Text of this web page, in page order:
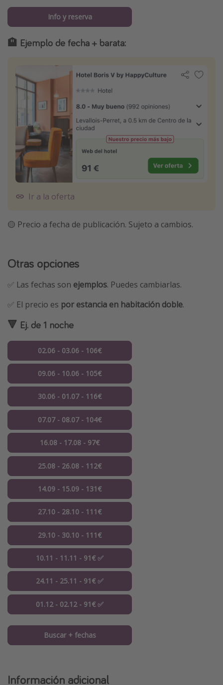
Info y reserva
🏨 Ejemplo de fecha + barata:
Ir a la oferta
🟡 Precio a fecha de publicación. Sujeto a cambios.
Otras opciones
✅ Las fechas son ejemplos. Puedes cambiarlas.
✅ El precio es por estancia en habitación doble.
🔻 Ej. de 1 noche
02.06 - 03.06 - 106€
09.06 - 10.06 - 105€
30.06 - 01.07 - 116€
07.07 - 08.07 - 104€
16.08 - 17.08 - 97€
25.08 - 26.08 - 112€
14.09 - 15.09 - 131€
27.10 - 28.10 - 111€
29.10 - 30.10 - 111€
10.11 - 11.11 - 91€ ✅
24.11 - 25.11 - 91€ ✅
01.12 - 02.12 - 91€ ✅
Buscar + fechas
Información adicional